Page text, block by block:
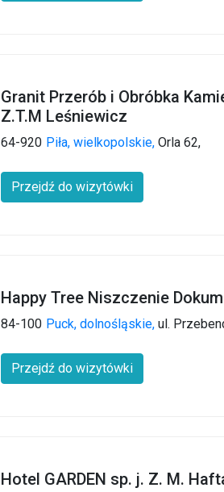
Granit Przerób i Obróbka
Z.T.M Leśniewicz
64-920 Piła, wielkopolskie, Orla 62,
Przejdź do wizytówki
Happy Tree Niszczenie
84-100 Puck, dolnośląskie, ul.
Przejdź do wizytówki
Hotel GARDEN sp. j. Z. M.